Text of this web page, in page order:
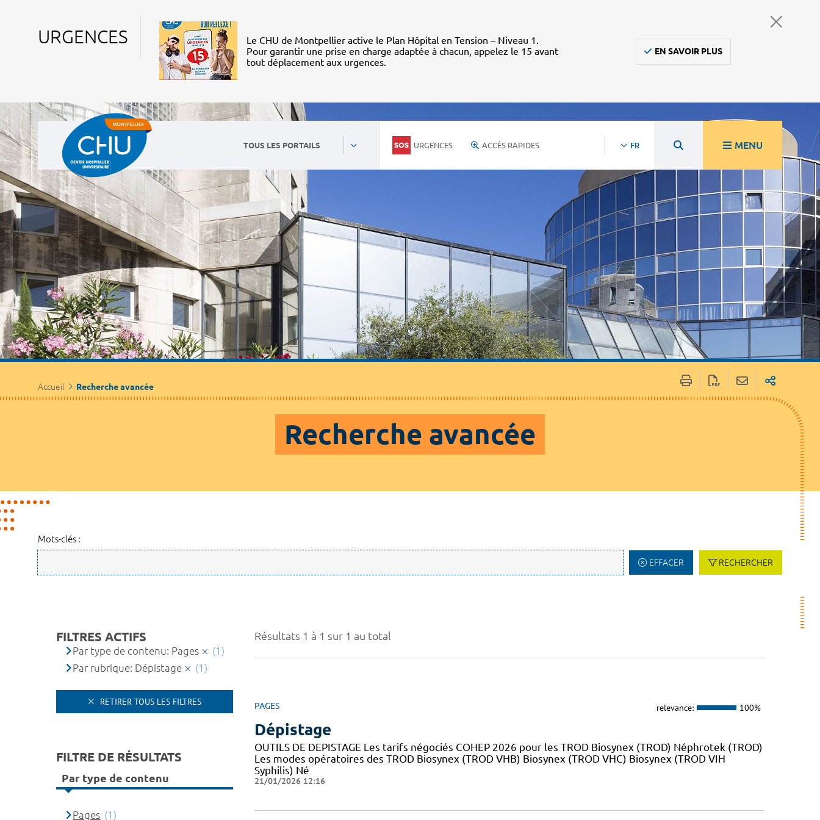
URGENCES
Le CHU de Montpellier active le Plan Hôpital en Tension – Niveau 1.
Pour garantir une prise en charge adaptée à chacun, appelez le 15 avant
tout déplacement aux urgences.
EN SAVOIR PLUS
TOUS LES PORTAILS URGENCES ACCÈS RAPIDES FR MENU
Accueil Recherche avancée
Recherche avancée
Mots-clés :
EFFACER RECHERCHER
Résultats 1 à 1 sur 1 au total
PAGES relevance: 100%
Dépistage
OUTILS DE DEPISTAGE Les tarifs négociés COHEP 2026 pour les TROD Biosynex (TROD) Néphrotek (TROD)
Les modes opératoires des TROD Biosynex (TROD VHB) Biosynex (TROD VHC) Biosynex (TROD VIH
Syphilis) Né
21/01/2026 12:16
FILTRES ACTIFS
Par type de contenu: Pages
(1)
Par rubrique: Dépistage
(1)
RETIRER TOUS LES FILTRES
FILTRE DE RÉSULTATS
Par type de contenu
Pages (1)